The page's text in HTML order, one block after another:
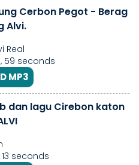
Cerbon Pegot - Berag
Alvi.
Real
59 seconds
MP3
dan lagu Cirebon katon
seconds